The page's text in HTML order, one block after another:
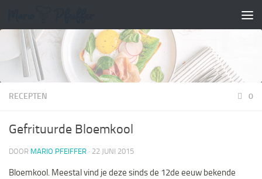
RECEPTEN 0
Gefrituurde Bloemkool
DOOR MARIO PFEIFFER · 22 JUNI 2015
Bloemkool. Meestal vind je deze sinds de 12de eeuw bekende